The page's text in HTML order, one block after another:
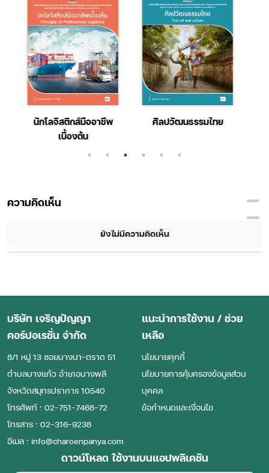
รรมไทย
ศิลปะการให้บริการใน
อุตสาหกรรมท่องเที่ยว
คณิตศาสตร์พื้นฐาน
ความคิดเห็น
ยังไม่มีความคิดเห็น
บริษัท เจริญปัญญา
คอร์ปอเรชั่น จำกัด
8/1 หมู่ 13 ซอยบางนา-ตราด 51
ตําบลบางแก้ว อําเภอบางพลี
จังหวัดสมุทรปราการ 10540
โทรศัพท์ : 02-751-7468-72
โทรสาร : 02-316-9238
อีเมล : info@charoenpanya.com
แนะนำการใช้งาน / ช่วย
เหลือ
นโยบายคุกกี้
นโยบายการคุ้มครองข้อมูลส่วน
บุคคล
ข้อกำหนดและเงื่อนไข
ดาวน์โหลด ใช้งานบนแอปพลิเคชัน